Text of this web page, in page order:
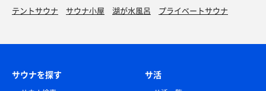
テントサウナ
サウナ小屋 湖が水風呂 プライベートサウナ
サウナを探す サ活